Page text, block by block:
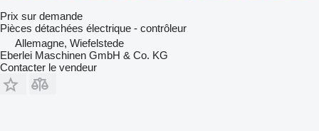
Prix sur demande
Pièces détachées électrique - contrôleur
Allemagne, Wiefelstede
Eberlei Maschinen GmbH & Co. KG
Contacter le vendeur